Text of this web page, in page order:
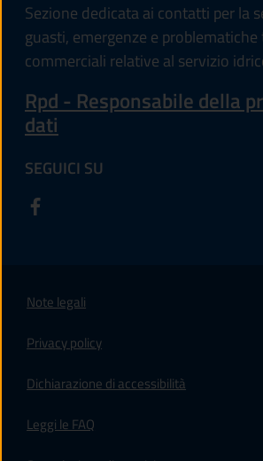
Sezione dedicata ai contatti per la
guasti, emergenze e
commerciali relative al servizio
Rpd - Responsabile della
dati
SEGUICI SU
Note legali
Privacy policy
Dichiarazione di accessibilità
Leggi le FAQ